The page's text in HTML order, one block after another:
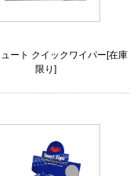
ート クイックワイパー[在庫
限り]